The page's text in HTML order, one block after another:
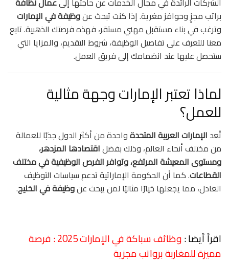
براتب مجزٍ وحوافز مغرية. إذا كنت تبحث عنوظيفة في الإمارات
وترغب في بناء مستقبل مهني مستقر، فهذه فرصتك الذهبية. تابع
معنا للتعرف على تفاصيل الوظيفة، شروط التقديم، والمزايا التي
ستحصل عليها عند انضمامك إلى فريق العمل.
لماذا تعتبر الإمارات وجهة مثالية
للعمل؟
تُعد الإمارات العربية المتحدةواحدة من أكثر الدول جذبًا للعمالة
من مختلف أنحاء العالم، وذلك بفضلاقتصادها المزدهر،
ومستوى المعيشة المرتفع، وتوافر الفرص الوظيفية في مختلف
القطاعات. كما أن الحكومة الإماراتية تدعم سياسات التوظيف
العادل، مما يجعلها خيارًا مثاليًا لمن يبحث عنوظيفة في الخليج.
اقرأ أيضا :
وظائف سباكة في الإمارات 2025 : فرصة
مميزة للمغاربة برواتب مجزية